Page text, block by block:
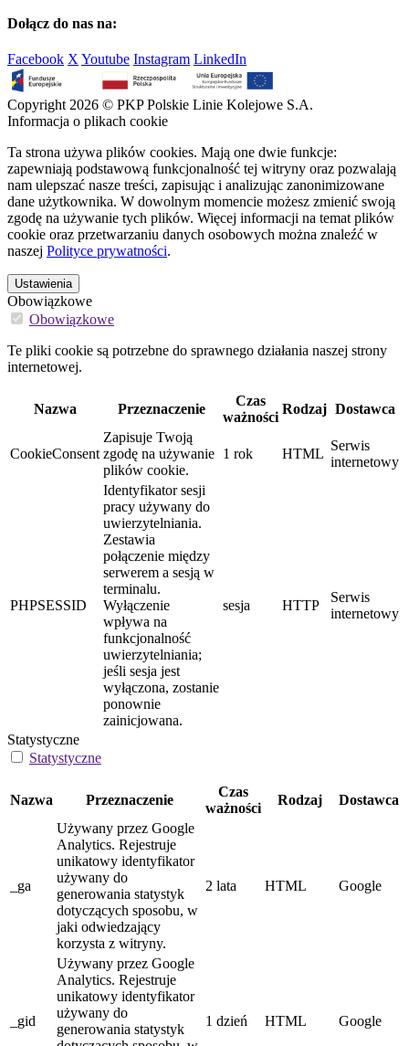
Dołącz do nas na:
Facebook X Youtube Instagram LinkedIn
Copyright 2026 © PKP Polskie Linie Kolejowe S.A.
Informacja o plikach cookie
Ta strona używa plików cookies. Mają one dwie funkcje:
zapewniają podstawową funkcjonalność tej witryny oraz pozwalają
nam ulepszać nasze treści, zapisując i analizując zanonimizowane
dane użytkownika. W dowolnym momencie możesz zmienić swoją
zgodę na używanie tych plików. Więcej informacji na temat plików
cookie oraz przetwarzaniu danych osobowych można znaleźć w
naszej Polityce prywatności.
Ustawienia
Obowiązkowe
Obowiązkowe
Te pliki cookie są potrzebne do sprawnego działania naszej strony
internetowej.
Nazwa Przeznaczenie
Czas
ważności
Rodzaj Dostawca
CookieConsent
Zapisuje Twoją
zgodę na używanie
plików cookie.
1 rok HTML
Serwis
internetowy
PHPSESSID
Identyfikator sesji
pracy używany do
uwierzytelniania.
Zestawia
połączenie między
serwerem a sesją w
terminalu.
Wyłączenie
wpływa na
funkcjonalność
uwierzytelniania;
jeśli sesja jest
wyłączona, zostanie
ponownie
zainicjowana.
sesja HTTP
Serwis
internetowy
Statystyczne
Statystyczne
Nazwa Przeznaczenie
Czas
ważności
Rodzaj Dostawca
_ga
Używany przez Google
Analytics. Rejestruje
unikatowy identyfikator
używany do
generowania statystyk
dotyczących sposobu, w
jaki odwiedzający
korzysta z witryny.
2 lata HTML Google
_gid
Używany przez Google
Analytics. Rejestruje
unikatowy identyfikator
używany do
generowania statystyk
1 dzień HTML Google